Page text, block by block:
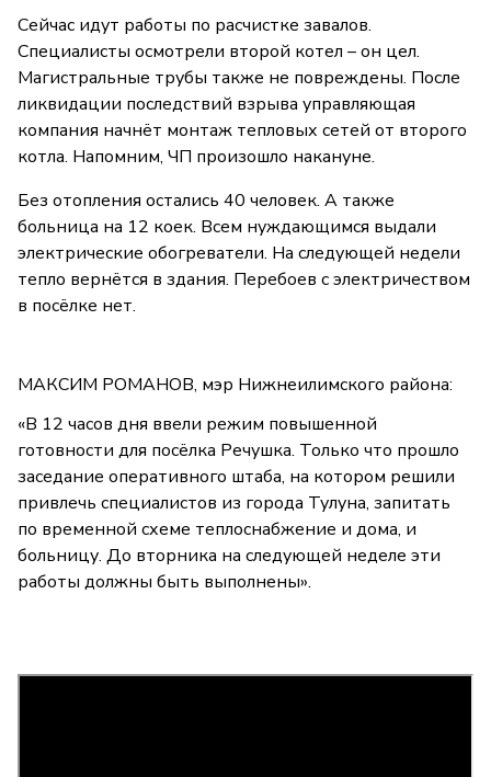
Сейчас идут работы по расчистке завалов.
Специалисты осмотрели второй котел – он цел.
Магистральные трубы также не повреждены. После
ликвидации последствий взрыва управляющая
компания начнёт монтаж тепловых сетей от второго
котла. Напомним, ЧП произошло накануне.
Без отопления остались 40 человек. А также
больница на 12 коек. Всем нуждающимся выдали
электрические обогреватели. На следующей недели
тепло вернётся в здания. Перебоев с электричеством
в посёлке нет.
МАКСИМ РОМАНОВ, мэр Нижнеилимского района:
«В 12 часов дня ввели режим повышенной
готовности для посёлка Речушка. Только что прошло
заседание оперативного штаба, на котором решили
привлечь специалистов из города Тулуна, запитать
по временной схеме теплоснабжение и дома, и
больницу. До вторника на следующей неделе эти
работы должны быть выполнены».